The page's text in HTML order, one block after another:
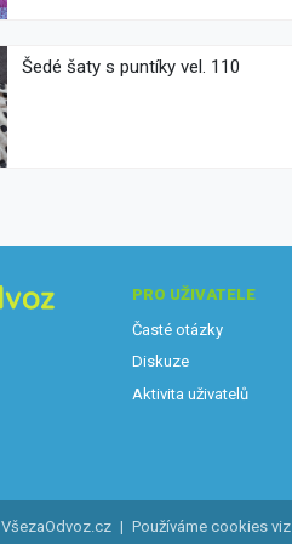
Šedé šaty s puntíky vel. 110
PRO UŽIVATELE
Časté otázky
Diskuze
Aktivita uživatelů
VšezaOdvoz.cz | Používáme cookies viz